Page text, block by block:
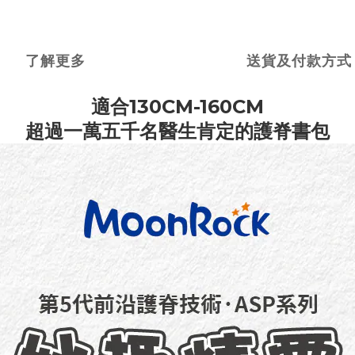
了解更多 送貨及付款方式
適合130CM-160CM
超過一萬五千名醫生肯定的護脊書包